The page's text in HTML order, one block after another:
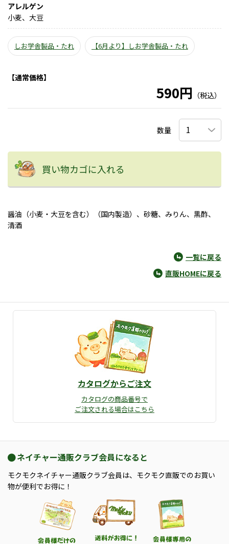
アレルゲン
小麦、大豆
しお学舎製品・たれ 【6月より】しお学舎製品・たれ
【通常価格】
590円 （税込）
数量
買い物カゴに入れる
醤油（小麦・大豆を含む）（国内製造）、砂糖、みりん、黒酢、
清酒
一覧に戻る
直販HOMEに戻る
カタログからご注文
カタログの商品番号で
ご注文される場合はこちら
ネイチャー通販クラブ会員になると
モクモクネイチャー通販クラブ会員は、モクモク直販でのお買い
物が便利でお得に！